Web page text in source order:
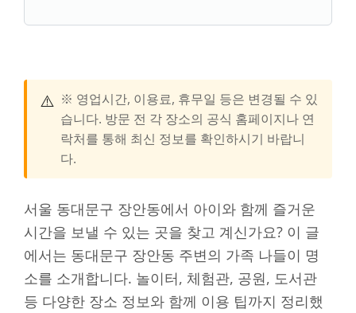
⚠️ ※ 영업시간, 이용료, 휴무일 등은 변경될 수 있
습니다. 방문 전 각 장소의 공식 홈페이지나 연
락처를 통해 최신 정보를 확인하시기 바랍니
다.
서울 동대문구 장안동에서 아이와 함께 즐거운
시간을 보낼 수 있는 곳을 찾고 계신가요? 이 글
에서는 동대문구 장안동 주변의 가족 나들이 명
소를 소개합니다. 놀이터, 체험관, 공원, 도서관
등 다양한 장소 정보와 함께 이용 팁까지 정리했